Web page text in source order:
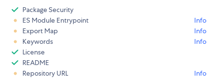
Package Security
ES Module Entrypoint
Info
Export Map
Info
Keywords
Info
License
README
Repository URL
Info